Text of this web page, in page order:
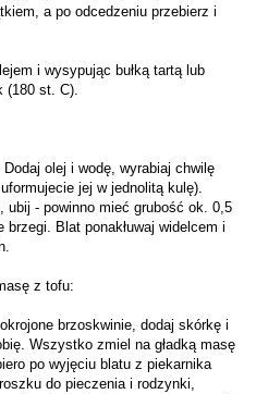
a po odcedzeniu przebierz i
i wysypując bułką tartą lub
(180 st. C).
olej i wodę, wyrabiaj chwilę
jej w jednolitą kulę).
- powinno mieć grubość ok. 0,5
Blat ponakłuwaj widelcem i
z tofu:
brzoskwinie, dodaj skórkę i
Wszystko zmiel na gładką masę
po wyjęciu blatu z piekarnika
do pieczenia i rodzynki,